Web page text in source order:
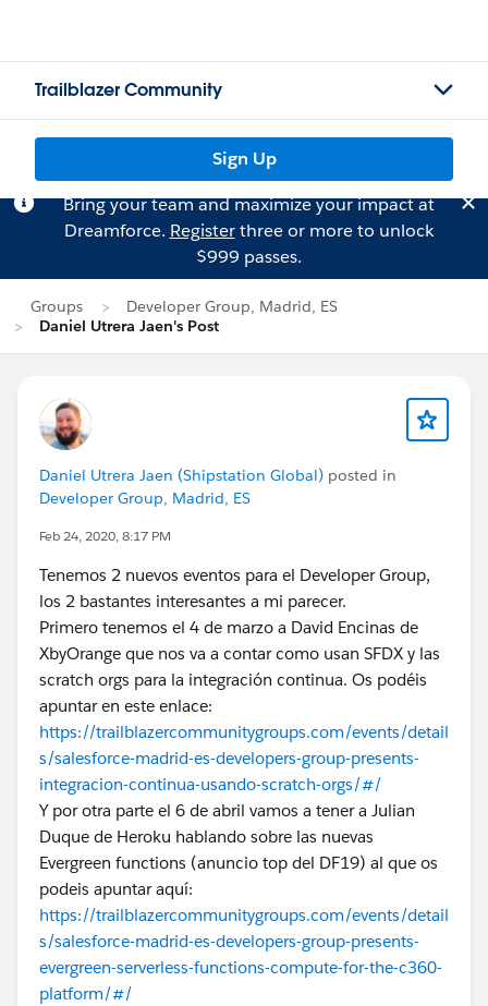
Trailblazer Community
Sign Up
Bring your team and maximize your impact at
Dreamforce. Registerthree or more to unlock
$999 passes.
Groups
Developer Group, Madrid, ES
Daniel Utrera Jaen's Post
Daniel Utrera Jaen (Shipstation Global) posted in
Developer Group, Madrid, ES
Feb 24, 2020, 8:17 PM
Tenemos 2 nuevos eventos para el Developer Group,
los 2 bastantes interesantes a mi parecer.
Primero tenemos el 4 de marzo a David Encinas de
XbyOrange que nos va a contar como usan SFDX y las
scratch orgs para la integración continua. Os podéis
apuntar en este enlace:
https://trailblazercommunitygroups.com/events/detail
s/salesforce-madrid-es-developers-group-presents-
integracion-continua-usando-scratch-orgs/#/
Y por otra parte el 6 de abril vamos a tener a Julian
Duque de Heroku hablando sobre las nuevas
Evergreen functions (anuncio top del DF19) al que os
podeis apuntar aquí:
https://trailblazercommunitygroups.com/events/detail
s/salesforce-madrid-es-developers-group-presents-
evergreen-serverless-functions-compute-for-the-c360-
platform/#/